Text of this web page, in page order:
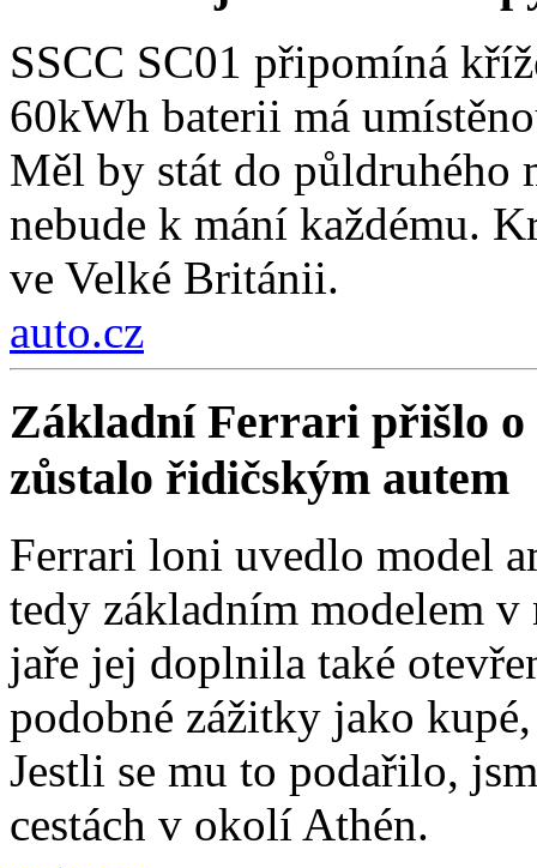
SSCC SC01 připomíná
60kWh baterii má
Měl by stát do půldruhého
nebude k mání každému.
ve Velké Británii.
auto.cz
Základní Ferrari přišlo o
zůstalo řidičským autem
Ferrari loni uvedlo model
tedy základním modelem v
jaře jej doplnila také
podobné zážitky jako
Jestli se mu to podařilo,
cestách v okolí Athén.